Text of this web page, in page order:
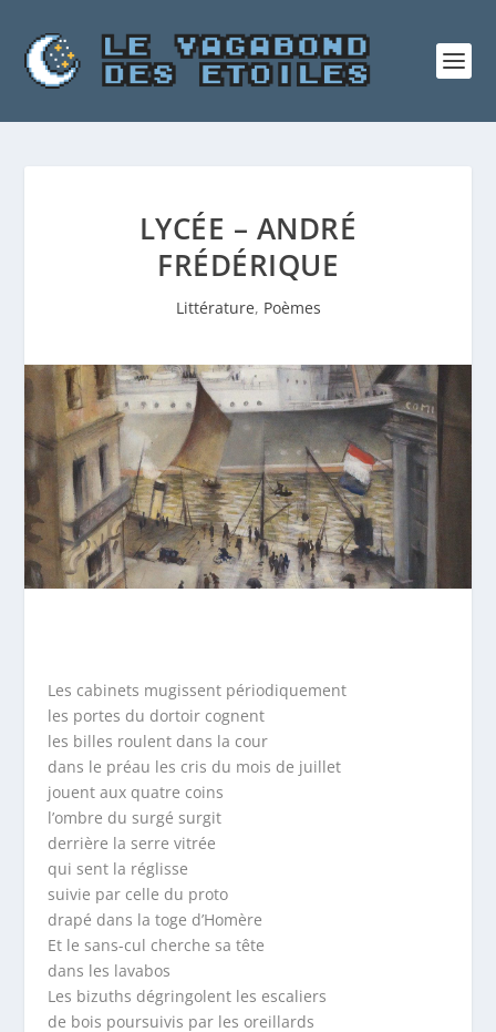
LYCÉE – ANDRÉ
FRÉDÉRIQUE
Littérature, Poèmes
Les cabinets mugissent périodiquement
les portes du dortoir cognent
les billes roulent dans la cour
dans le préau les cris du mois de juillet
jouent aux quatre coins
l’ombre du surgé surgit
derrière la serre vitrée
qui sent la réglisse
suivie par celle du proto
drapé dans la toge d’Homère
Et le sans-cul cherche sa tête
dans les lavabos
Les bizuths dégringolent les escaliers
de bois poursuivis par les oreillards